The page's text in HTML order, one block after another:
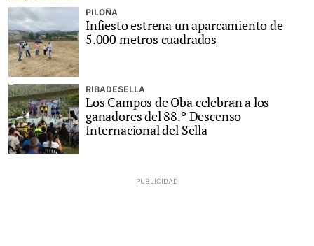
PILOÑA
Infiesto estrena un aparcamiento de
5.000 metros cuadrados
RIBADESELLA
Los Campos de Oba celebran a los
ganadores del 88.º Descenso
Internacional del Sella